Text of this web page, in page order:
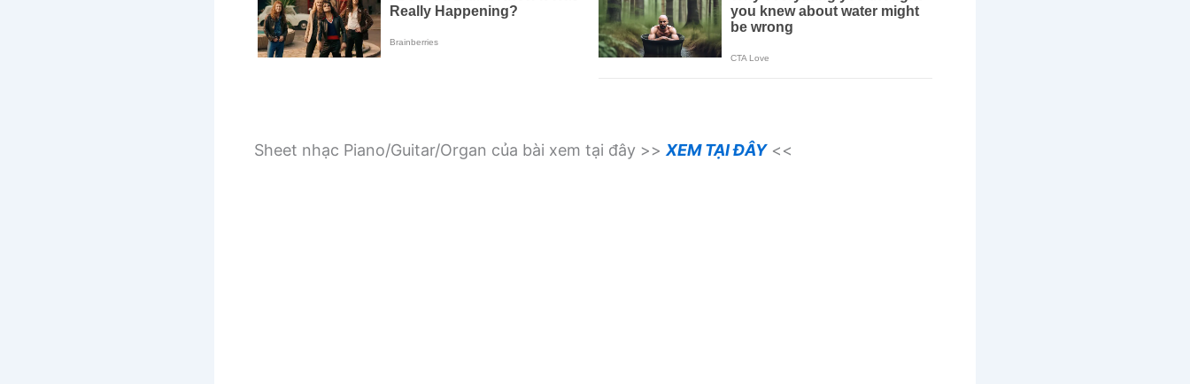
Sheet nhạc Piano/Guitar/Organ của bài xem tại đây >> XEM TẠI ĐÂY<<